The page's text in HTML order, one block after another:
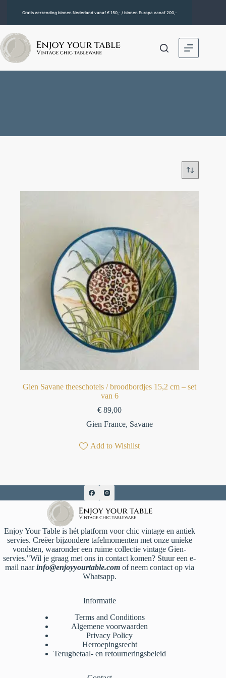
Gratis verzending binnen Nederland vanaf € 150,- / binnen Europa vanaf 200,-
Gien Savane theeschotels / broodbordjes 15,2 cm – set
van 6⁠
€ 89,00
Gien France, Savane
Add to Wishlist
Enjoy Your Table is hét platform voor chic vintage en antiek
servies. Creëer bijzondere tafelmomenten met onze unieke
vondsten, waaronder een ruime collectie vintage Gien-
servies."Wil je graag met ons in contact komen? Stuur een e-
mail naarinfo@enjoyyourtable.comof neem contact op via
Whatsapp.
Informatie
Terms and Conditions
Algemene voorwaarden
Privacy Policy
Herroepingsrecht
Terugbetaal- en retourneringsbeleid